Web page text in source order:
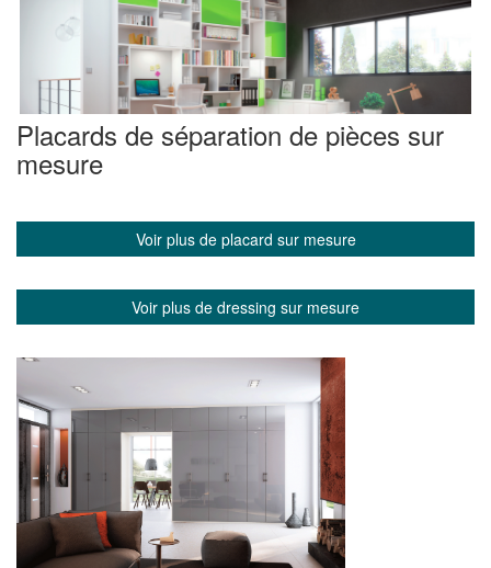
Placards de séparation de pièces sur
mesure
Voir plus de placard sur mesure
Voir plus de dressing sur mesure